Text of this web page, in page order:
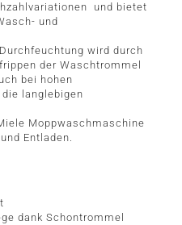
und bietet
und
wird durch
der Waschtrommel
bei hohen
langlebigen
Moppwaschmaschine
Entladen.
dank Schontrommel